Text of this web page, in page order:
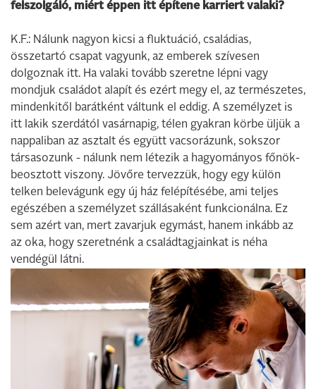
felszolgáló, miért éppen itt építene karriert valaki?
K.F.: Nálunk nagyon kicsi a fluktuáció, családias,
összetartó csapat vagyunk, az emberek szívesen
dolgoznak itt. Ha valaki tovább szeretne lépni vagy
mondjuk családot alapít és ezért megy el, az természetes,
mindenkitől barátként váltunk el eddig. A személyzet is
itt lakik szerdától vasárnapig, télen gyakran körbe üljük a
nappaliban az asztalt és együtt vacsorázunk, sokszor
társasozunk - nálunk nem létezik a hagyományos főnök-
beosztott viszony. Jövőre tervezzük, hogy egy külön
telken belevágunk egy új ház felépítésébe, ami teljes
egészében a személyzet szállásaként funkcionálna. Ez
sem azért van, mert zavarjuk egymást, hanem inkább az
az oka, hogy szeretnénk a családtagjainkat is néha
vendégül látni.